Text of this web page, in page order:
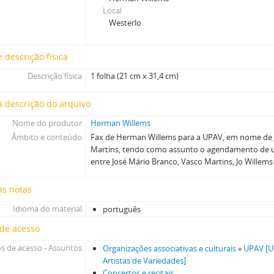
[Item] Correspondência de Luísa Rodrigues (jornal "Público") para
[Item] Tabela de publicidade do jornal "Diário de Notícias"
[Pasta] Contratos fonográficos / sócios UPAV - União Portuguesa de
[Item] Livro "O Estilo do Público"
[Pasta] Guião de peça de teatro
[Pasta] Documentação diversa
[Caixa] Caixa 42
[Caixa] Caixa 46
[Caixa] Caixa 52
[Caixa] Caixa 54
Local
Westerlo
descrição física
Descrição física 1 folha (21 cm x 31,4 cm)
descrição do arquivo
Nome do produtor
Herman Willems
Âmbito e conteúdo
Fax de Herman Willems para a UPAV, em nome
Martins, tendo como assunto o agendamento de
entre José Mário Branco, Vasco Martins, Jo
notas
Idioma do material português
acesso
de acesso - Assuntos Organizações associativas e culturais» UPAV
Artistas de Variedades]